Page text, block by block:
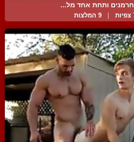
ותחת אחד מל...
9 המלצות